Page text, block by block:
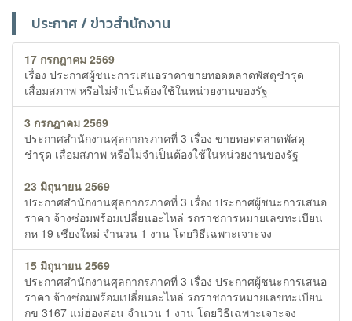
ประกาศ / ข่าวสำนักงาน
17 กรกฎาคม 2569
เรื่อง ประกาศผู้ชนะการเสนอราคาขายทอดตลาดพัสดุชำรุด
เสื่อมสภาพ หรือไม่จำเป็นต้องใช้ในหน่วยงานของรัฐ
3 กรกฎาคม 2569
ประกาศสำนักงานศุลกากรภาคที่ 3 เรื่อง ขายทอดตลาดพัสดุ
ชำรุด เสื่อมสภาพ หรือไม่จำเป็นต้องใช้ในหน่วยงานของรัฐ
23 มิถุนายน 2569
ประกาศสำนักงานศุลกากรภาคที่ 3 เรื่อง ประกาศผู้ชนะการเสนอ
ราคา จ้างซ่อมพร้อมเปลี่ยนอะไหล่ รถราชการหมายเลขทะเบียน
กห 19 เชียงใหม่ จำนวน 1 งาน โดยวิธีเฉพาะเจาะจง
15 มิถุนายน 2569
ประกาศสำนักงานศุลกากรภาคที่ 3 เรื่อง ประกาศผู้ชนะการเสนอ
ราคา จ้างซ่อมพร้อมเปลี่ยนอะไหล่ รถราชการหมายเลขทะเบียน
กข 3167 แม่ฮ่องสอน จำนวน 1 งาน โดยวิธีเฉพาะเจาะจง